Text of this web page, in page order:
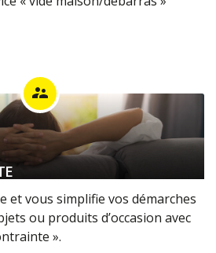
supervisor_account
et vous simplifie vos démarches
ou produits d’occasion avec
».